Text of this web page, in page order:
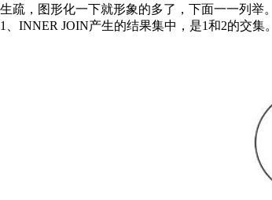
生疏，图形化一下就形象的多了，下面一一列举。
1、INNER JOIN产生的结果集中，是1和2的交集。